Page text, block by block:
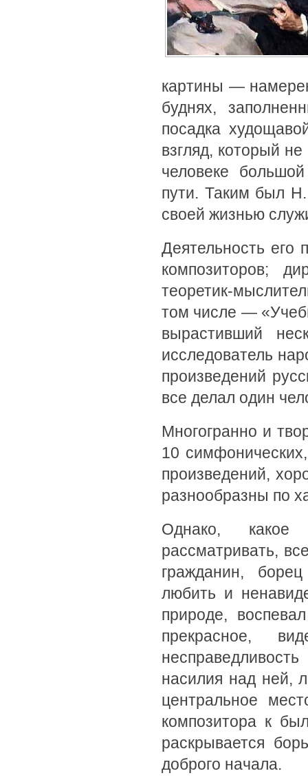
картины —
буднях,
посадка
взгляд, который
человеке
пути. Таким был
своей жизнью
Деятельность его
композиторов;
теоретик-
том числе —
вырастивший
исследователь
произведений
все делал один
Многогранно и
10
произведений,
разнообразны по
Однако, какое
рассматривать,
гражданин,
любить и
природе,
прекрасное,
насилия над ней,
центральное
композитора к
раскрывается
доброго начала.